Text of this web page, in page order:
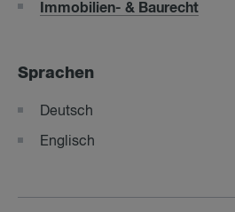
Immobilien- & Baurecht
Sprachen
Deutsch
Englisch